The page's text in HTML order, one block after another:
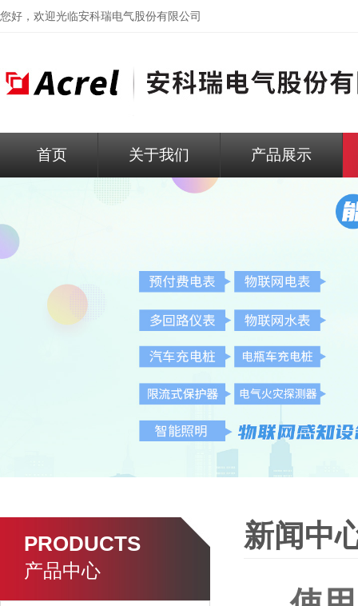
您好，欢迎光临安科瑞电气股份有限公司
首页 关于我们 产品展示
PRODUCTS
产品中心
新闻中